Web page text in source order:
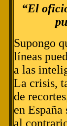
“El
Supongo
líneas
a las
La crisis,
de
en
al